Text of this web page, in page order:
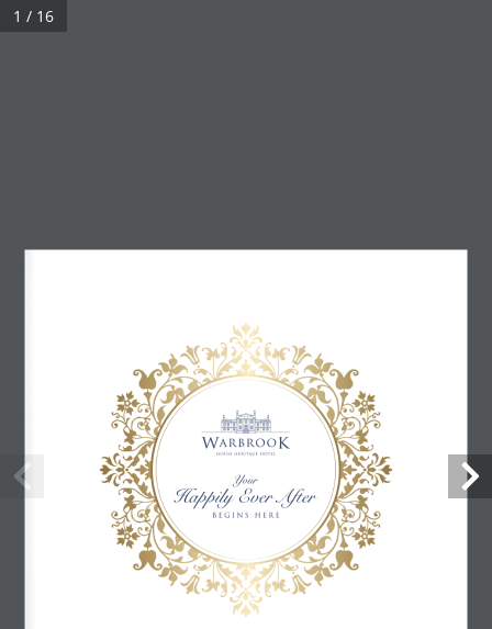
1 / 16